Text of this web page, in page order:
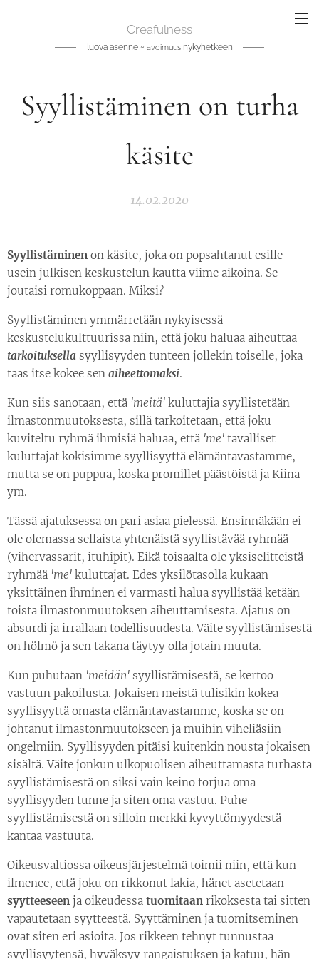
Creafulness
luova asenne ~ avoimuusnykyhetkeen
Syyllistäminen on turha
käsite
14.02.2020
Syyllistäminen on käsite, joka on popsahtanut esille
usein julkisen keskustelun kautta viime aikoina. Se
joutaisi romukoppaan. Miksi?
Syyllistäminen ymmärretään nykyisessä
keskustelukulttuurissa niin, että joku haluaa aiheuttaa
tarkoituksella syyllisyyden tunteen jollekin toiselle, joka
taas itse kokee sen aiheettomaksi.
Kun siis sanotaan, että 'meitä' kuluttajia syyllistetään
ilmastonmuutoksesta, sillä tarkoitetaan, että joku
kuviteltu ryhmä ihmisiä haluaa, että 'me' tavalliset
kuluttajat kokisimme syyllisyyttä elämäntavastamme,
mutta se on puppua, koska promillet päästöistä ja Kiina
ym.
Tässä ajatuksessa on pari asiaa pielessä. Ensinnäkään ei
ole olemassa sellaista yhtenäistä syyllistävää ryhmää
(vihervassarit, ituhipit). Eikä toisaalta ole yksiselitteistä
ryhmää 'me' kuluttajat. Edes yksilötasolla kukaan
yksittäinen ihminen ei varmasti halua syyllistää ketään
toista ilmastonmuutoksen aiheuttamisesta. Ajatus on
absurdi ja irrallaan todellisuudesta. Väite syyllistämisestä
on hölmö ja sen takana täytyy olla jotain muuta.
Kun puhutaan 'meidän' syyllistämisestä, se kertoo
vastuun pakoilusta. Jokaisen meistä tulisikin kokea
syyllisyyttä omasta elämäntavastamme, koska se on
johtanut ilmastonmuutokseen ja muihin viheliäsiin
ongelmiin. Syyllisyyden pitäisi kuitenkin nousta jokaisen
sisältä. Väite jonkun ulkopuolisen aiheuttamasta turhasta
syyllistämisestä on siksi vain keino torjua oma
syyllisyyden tunne ja siten oma vastuu. Puhe
syyllistämisestä on silloin merkki kyvyttömyydestä
kantaa vastuuta.
Oikeusvaltiossa oikeusjärjestelmä toimii niin, että kun
ilmenee, että joku on rikkonut lakia, hänet asetetaan
syytteeseen ja oikeudessa tuomitaan rikoksesta tai sitten
vapautetaan syytteestä. Syyttäminen ja tuomitseminen
ovat siten eri asioita. Jos rikkeen tehnyt tunnustaa
syyllisyytensä, hyväksyy rangaistuksen ja katuu, hän